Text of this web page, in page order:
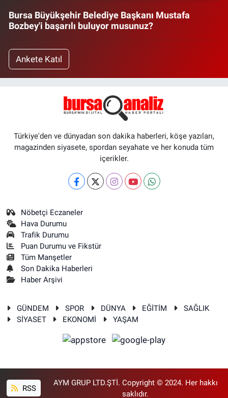
Bursa Büyükşehir Belediye Başkanı Mustafa
Bozbey'i başarılı buluyor musunuz?
Ankete Katıl
Türkiye'den ve dünyadan son dakika haberleri, köşe yazıları,
magazinden siyasete, spordan seyahate ve her konuda tüm
içerikler.
Nöbetçi Eczaneler
Hava Durumu
Trafik Durumu
Puan Durumu ve Fikstür
Tüm Manşetler
Son Dakika Haberleri
Haber Arşivi
GÜNDEM SPOR DÜNYA EĞİTİM
SAĞLIK
SİYASET
EKONOMİ YAŞAM
RSS
AYM GRUP LTD.ŞTİ. Copyright © 2024. Her hakkı
saklıdır.